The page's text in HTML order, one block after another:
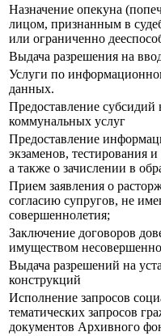
Назначение опекуна
лицом, признанным в
или ограниченно
Выдача разрешения на
Услуги по
данных.
Предоставление
коммунальных услуг
Предоставление
экзаменов, тестирования
а также о зачислении в
Прием заявления о
согласию супругов, не
совершеннолетия;
Заключение договоров
имуществом
Выдача разрешений на
конструкций
Исполнение запросов
тематических запросов
документов Архивного